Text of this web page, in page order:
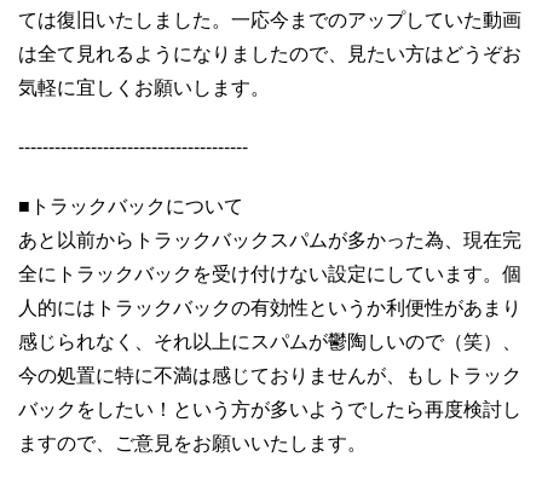
ては復旧いたしました。一応今までのアップしていた動画
は全て見れるようになりましたので、見たい方はどうぞお
気軽に宜しくお願いします。
--------------------------------------
■トラックバックについて
あと以前からトラックバックスパムが多かった為、現在完
全にトラックバックを受け付けない設定にしています。個
人的にはトラックバックの有効性というか利便性があまり
感じられなく、それ以上にスパムが鬱陶しいので（笑）、
今の処置に特に不満は感じておりませんが、もしトラック
バックをしたい！という方が多いようでしたら再度検討し
ますので、ご意見をお願いいたします。